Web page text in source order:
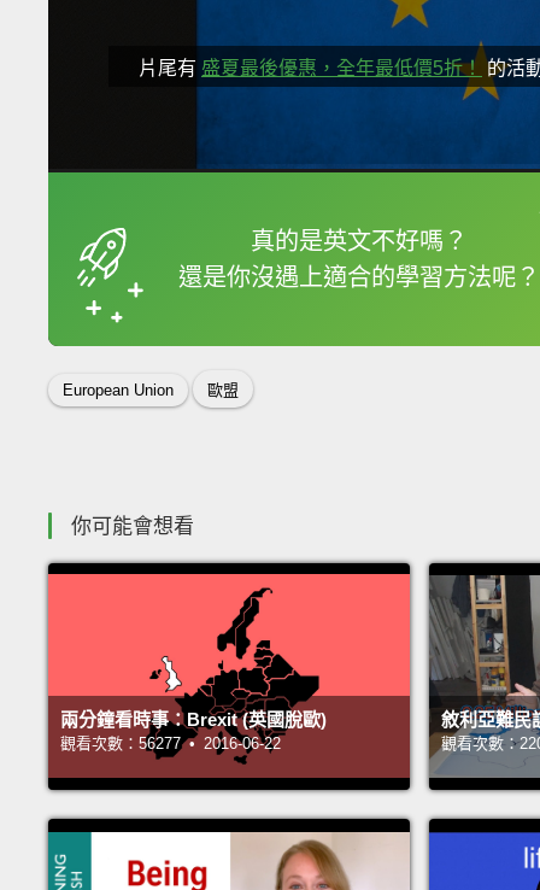
片尾有 盛夏最後優惠，全年最低價5折！ 的活
真的是英文不好嗎？
還是你沒遇上適合的學習方法呢？
框選或點兩下字幕可
European Union 歐盟
你可能會想看
兩分鐘看時事：Brexit (英國脫歐)
觀看次數：56277 • 2016-06-22
敘利亞難民
觀看次數：